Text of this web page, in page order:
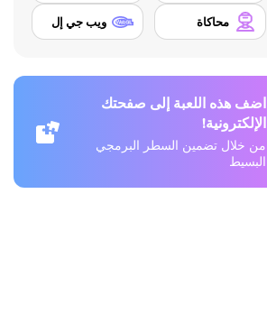
محاكاة ويب جي إل
اضف هذه اللعبة إلى صفحتك
الإلكترونية!
من خلال تضمين السطر البرمجي
البسيط